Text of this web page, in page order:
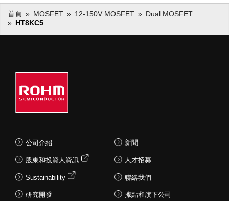
首頁 MOSFET 12-150V MOSFET
Dual MOSFET
HT8KC5
公司介紹
股東和投資人資訊
Sustainability
研究開發
新聞
人才招募
聯絡我們
據點和旗下公司